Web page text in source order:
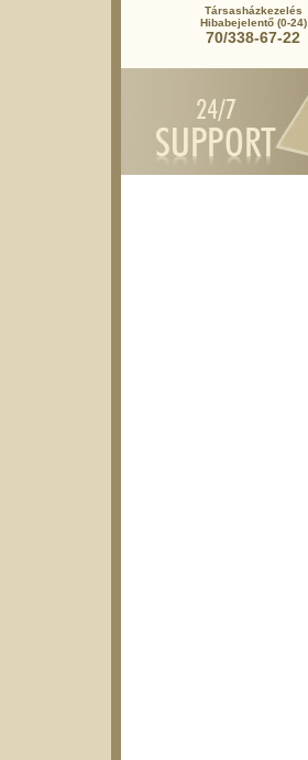
Társasházkezelés
Hibabejelentő (0-24)
70/338-67-22